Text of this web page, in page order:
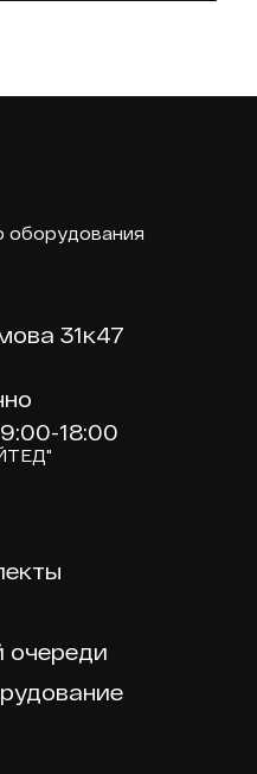
оборудования
31к47
18:00
очереди